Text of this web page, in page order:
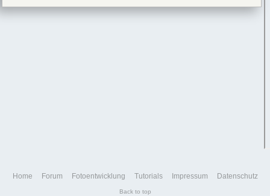
Home Forum Fotoentwicklung Tutorials Impressum Datenschutz
Back to top